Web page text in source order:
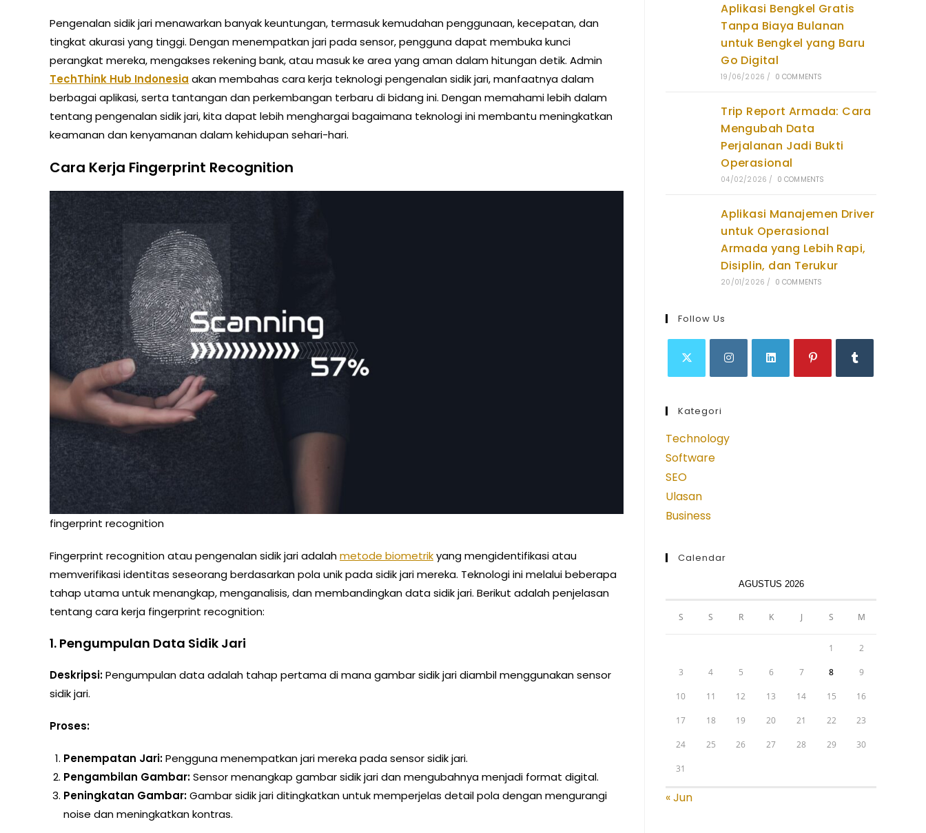
Pengenalan sidik jari menawarkan banyak keuntungan, termasuk kemudahan penggunaan, kecepatan, dan
tingkat akurasi yang tinggi. Dengan menempatkan jari pada sensor, pengguna dapat membuka kunci
perangkat mereka, mengakses rekening bank, atau masuk ke area yang aman dalam hitungan detik. Admin
TechThink Hub Indonesia akan membahas cara kerja teknologi pengenalan sidik jari, manfaatnya dalam
berbagai aplikasi, serta tantangan dan perkembangan terbaru di bidang ini. Dengan memahami lebih dalam
tentang pengenalan sidik jari, kita dapat lebih menghargai bagaimana teknologi ini membantu meningkatkan
keamanan dan kenyamanan dalam kehidupan sehari-hari.
Cara Kerja Fingerprint Recognition
fingerprint recognition
Fingerprint recognition atau pengenalan sidik jari adalahmetode biometrikyang mengidentifikasi atau
memverifikasi identitas seseorang berdasarkan pola unik pada sidik jari mereka. Teknologi ini melalui beberapa
tahap utama untuk menangkap, menganalisis, dan membandingkan data sidik jari. Berikut adalah penjelasan
tentang cara kerja fingerprint recognition:
1. Pengumpulan Data Sidik Jari
Deskripsi:Pengumpulan data adalah tahap pertama di mana gambar sidik jari diambil menggunakan sensor
sidik jari.
Proses:
Penempatan Jari:Pengguna menempatkan jari mereka pada sensor sidik jari.
Pengambilan Gambar:Sensor menangkap gambar sidik jari dan mengubahnya menjadi format digital.
Peningkatan Gambar:Gambar sidik jari ditingkatkan untuk memperjelas detail pola dengan mengurangi
noise dan meningkatkan kontras.
Aplikasi Bengkel Gratis
Tanpa Biaya Bulanan
untuk Bengkel yang Baru
Go Digital
19/06/2026 / 0 COMMENTS
Trip Report Armada: Cara
Mengubah Data
Perjalanan Jadi Bukti
Operasional
04/02/2026 / 0 COMMENTS
Aplikasi Manajemen Driver
untuk Operasional
Armada yang Lebih Rapi,
Disiplin, dan Terukur
20/01/2026 / 0 COMMENTS
Follow Us
a
new
tab
new
tab
Kategori
Technology
Software
SEO
Ulasan
Business
Calendar
AGUSTUS 2026
S S R K J S M
1 2
3 4 5 6 7 8 9
10 11 12 13 14 15 16
17 18 19 20 21 22 23
24 25 26 27 28 29 30
31
« Jun